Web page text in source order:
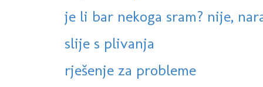
je li bar nekoga sram? nije,
slije s plivanja
rješenje za probleme